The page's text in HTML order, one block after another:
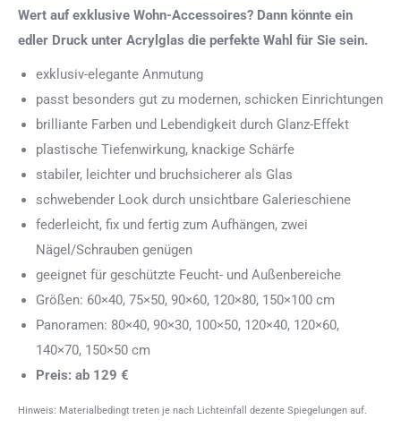
Wert auf exklusive Wohn-Accessoires? Dann könnte ein
edler Druck unter Acrylglas die perfekte Wahl für Sie sein.
exklusiv-elegante Anmutung
passt besonders gut zu modernen, schicken Einrichtungen
brilliante Farben und Lebendigkeit durch Glanz-Effekt
plastische Tiefenwirkung, knackige Schärfe
stabiler, leichter und bruchsicherer als Glas
schwebender Look durch unsichtbare Galerieschiene
federleicht, fix und fertig zum Aufhängen, zwei
Nägel/Schrauben genügen
geeignet für geschützte Feucht- und Außenbereiche
Größen: 60×40, 75×50, 90×60, 120×80, 150×100 cm
Panoramen: 80×40, 90×30, 100×50, 120×40, 120×60,
140×70, 150×50 cm
Preis: ab 129 €
Hinweis: Materialbedingt treten je nach Lichteinfall dezente Spiegelungen auf.